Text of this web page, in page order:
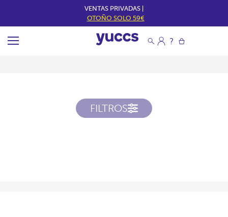
VENTAS PRIVADAS |
OTOÑO SOLO 59€
FILTROS